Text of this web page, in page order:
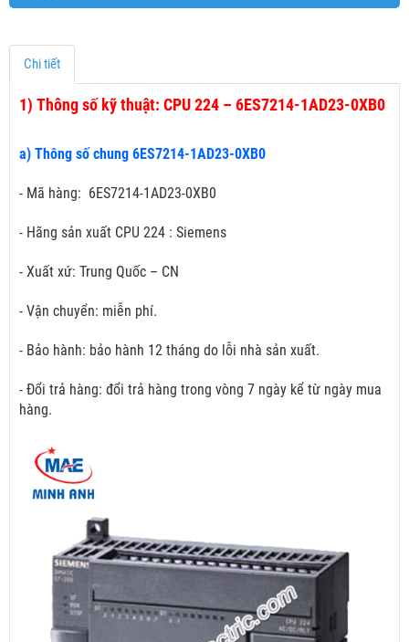
Chi tiết
1) Thông số kỹ thuật: CPU 224 – 6ES7214-1AD23-0XB0
a) Thông số chung 6ES7214-1AD23-0XB0
- Mã hàng: 6ES7214-1AD23-0XB0
- Hãng sản xuất CPU 224 : Siemens
- Xuất xứ: Trung Quốc – CN
- Vận chuyển: miễn phí.
- Bảo hành: bảo hành 12 tháng do lỗi nhà sản xuất.
- Đổi trả hàng: đổi trả hàng trong vòng 7 ngày kể từ ngày mua
hàng.